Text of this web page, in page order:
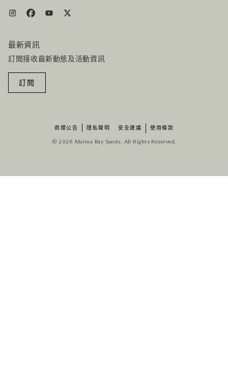
最新資訊
訂閲接收最新動態及活動資訊
訂閱
商標公告 隱私聲明 安全建議 使用條款
© 2026 Marina Bay Sands. All Rights Reserved.